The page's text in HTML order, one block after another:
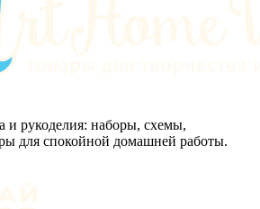
и рукоделия: наборы, схемы,
для спокойной домашней работы.